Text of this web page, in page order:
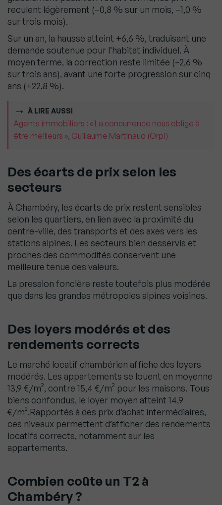
reculent légèrement (–0,8 % sur un mois, –1,0 %
sur trois mois).
Sur un an, la hausse atteint +6,6 %, traduisant une
demande soutenue pour l’habitat individuel. À
moyen terme, la correction reste limitée (–2,6 %
sur trois ans), avant une forte progression sur cinq
ans (+22,8 %).
À LIRE AUSSI
Agents immobiliers : « La concurrence nous oblige à
être meilleurs », Guillaume Martinaud (Orpi)
Des écarts de prix selon les
secteurs
À Chambéry, les écarts de prix restent sensibles
selon les quartiers, en lien avec la proximité du
centre-ville, des transports et des axes vers les
stations alpines. Les secteurs bien desservis et
proches des commodités conservent une
meilleure tenue des valeurs.
La pression foncière reste toutefois plus modérée
que dans les grandes métropoles alpines voisines.
Des loyers modérés et des
rendements corrects
Le marché locatif chambérien affiche des loyers
modérés. Les appartements se louent en moyenne
13,9 €/m², contre 15,4 €/m² pour les maisons. Tous
biens confondus, le loyer moyen atteint 14,9
€/m².Rapportés à des prix d’achat intermédiaires,
ces niveaux permettent d’afficher des rendements
locatifs corrects, notamment sur les
appartements.
Combien coûte un T2 à
Chambéry ?